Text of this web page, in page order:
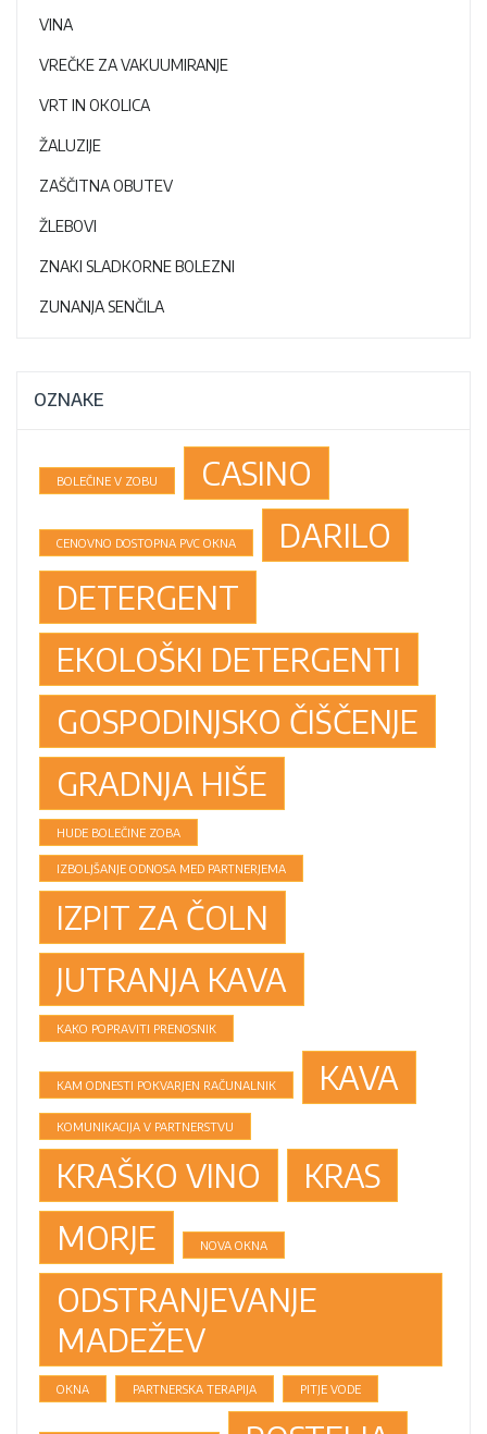
VINA
VREČKE ZA VAKUUMIRANJE
VRT IN OKOLICA
ŽALUZIJE
ZAŠČITNA OBUTEV
ŽLEBOVI
ZNAKI SLADKORNE BOLEZNI
ZUNANJA SENČILA
OZNAKE
BOLEČINE V ZOBU CASINO
CENOVNO DOSTOPNA PVC OKNA
DARILO
DETERGENT
EKOLOŠKI DETERGENTI
GOSPODINJSKO ČIŠČENJE
GRADNJA HIŠE
HUDE BOLEČINE ZOBA
IZBOLJŠANJE ODNOSA MED PARTNERJEMA
IZPIT ZA ČOLN
JUTRANJA KAVA
KAKO POPRAVITI PRENOSNIK
KAM ODNESTI POKVARJEN RAČUNALNIK KAVA
KOMUNIKACIJA V PARTNERSTVU
KRAŠKO VINO
KRAS
MORJE
NOVA OKNA
ODSTRANJEVANJE
MADEŽEV
OKNA PARTNERSKA TERAPIJA PITJE VODE